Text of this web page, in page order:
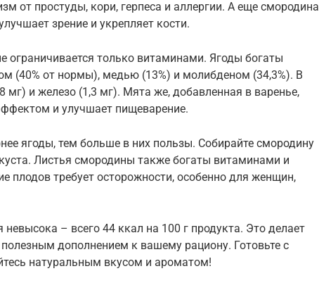
от простуды, кори, герпеса и аллергии. А еще смородина
зрение и укрепляет кости.
ограничивается только витаминами. Ягоды богаты
(40% от нормы), медью (13%) и молибденом (34,3%). В
мг) и железо (1,3 мг). Мята же, добавленная в варенье,
и улучшает пищеварение.
ягоды, тем больше в них пользы. Собирайте смородину
Листья смородины также богаты витаминами и
плодов требует осторожности, особенно для женщин,
невысока – всего 44 ккал на 100 г продукта. Это делает
дополнением к вашему рациону. Готовьте с
натуральным вкусом и ароматом!